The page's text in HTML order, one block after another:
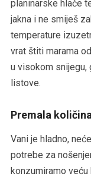
planinarske hlače
jakna i ne smiješ
temperature
vrat štiti marama
u visokom snijegu,
listove.
Premala
Vani je hladno,
potrebe za
konzumiramo